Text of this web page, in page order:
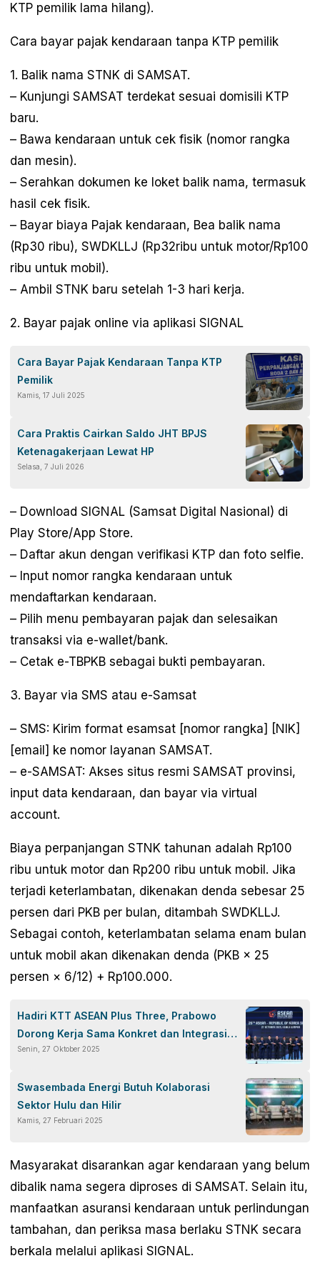
KTP pemilik lama hilang).
Cara bayar pajak kendaraan tanpa KTP pemilik
1. Balik nama STNK di SAMSAT.
– Kunjungi SAMSAT terdekat sesuai domisili KTP
baru.
– Bawa kendaraan untuk cek fisik (nomor rangka
dan mesin).
– Serahkan dokumen ke loket balik nama, termasuk
hasil cek fisik.
– Bayar biaya Pajak kendaraan, Bea balik nama
(Rp30 ribu), SWDKLLJ (Rp32ribu untuk motor/Rp100
ribu untuk mobil).
– Ambil STNK baru setelah 1-3 hari kerja.
2. Bayar pajak online via aplikasi SIGNAL
Cara Bayar Pajak Kendaraan Tanpa KTP
Pemilik
Kamis, 17 Juli 2025
Cara Praktis Cairkan Saldo JHT BPJS
Ketenagakerjaan Lewat HP
Selasa, 7 Juli 2026
– Download SIGNAL (Samsat Digital Nasional) di
Play Store/App Store.
– Daftar akun dengan verifikasi KTP dan foto selfie.
– Input nomor rangka kendaraan untuk
mendaftarkan kendaraan.
– Pilih menu pembayaran pajak dan selesaikan
transaksi via e-wallet/bank.
– Cetak e-TBPKB sebagai bukti pembayaran.
3. Bayar via SMS atau e-Samsat
– SMS: Kirim format esamsat [nomor rangka] [NIK]
[email] ke nomor layanan SAMSAT.
– e-SAMSAT: Akses situs resmi SAMSAT provinsi,
input data kendaraan, dan bayar via virtual
account.
Biaya perpanjangan STNK tahunan adalah Rp100
ribu untuk motor dan Rp200 ribu untuk mobil. Jika
terjadi keterlambatan, dikenakan denda sebesar 25
persen dari PKB per bulan, ditambah SWDKLLJ.
Sebagai contoh, keterlambatan selama enam bulan
untuk mobil akan dikenakan denda (PKB × 25
persen × 6/12) + Rp100.000.
Hadiri KTT ASEAN Plus Three, Prabowo
Dorong Kerja Sama Konkret dan Integrasi
Kawasan
Senin, 27 Oktober 2025
Swasembada Energi Butuh Kolaborasi
Sektor Hulu dan Hilir
Kamis, 27 Februari 2025
Masyarakat disarankan agar kendaraan yang belum
dibalik nama segera diproses di SAMSAT. Selain itu,
manfaatkan asuransi kendaraan untuk perlindungan
tambahan, dan periksa masa berlaku STNK secara
berkala melalui aplikasi SIGNAL.